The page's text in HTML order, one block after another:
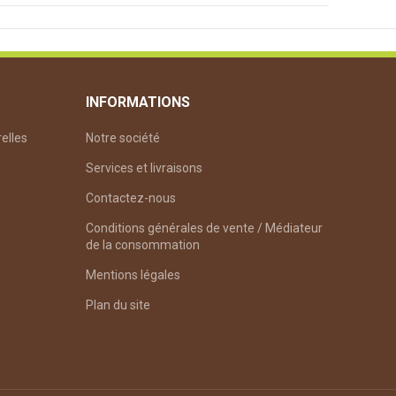
INFORMATIONS
Notre société
Services et livraisons
Contactez-nous
Conditions générales de vente / Médiateur
de la consommation
Mentions légales
Plan du site